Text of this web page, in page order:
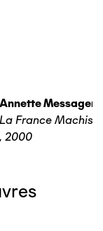
Annette Messager
La France Machiste
, 2000